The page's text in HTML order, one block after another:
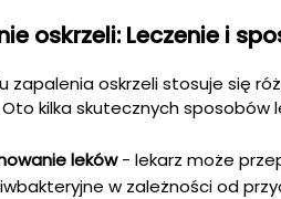
oskrzeli: Leczenie i
zapalenia oskrzeli stosuje się
kilka skutecznych sposobów
leków- lekarz może
w zależności od